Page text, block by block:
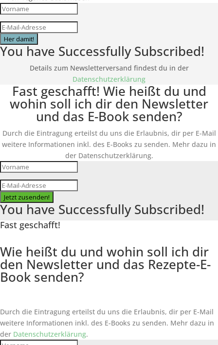
Her damit!
You have Successfully Subscribed!
Details zum Newsletterversand findest du in der
Datenschutzerklärung
Fast geschafft! Wie heißt du und
wohin soll ich dir den Newsletter
und das E-Book senden?
Durch die Eintragung erteilst du uns die Erlaubnis, dir per E-Mail
weitere Informationen inkl. des E-Books zu senden. Mehr dazu in
der Datenschutzerklärung.
Jetzt zusenden!
You have Successfully Subscribed!
Fast geschafft!
Wie heißt du und wohin soll ich dir
den Newsletter und das Rezepte-E-
Book senden?
Durch die Eintragung erteilst du uns die Erlaubnis, dir per E-Mail
weitere Informationen inkl. des E-Books zu senden. Mehr dazu in
der Datenschutzerklärung.